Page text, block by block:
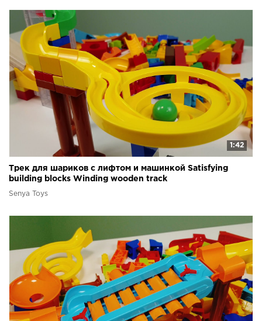
1:42
Трек для шариков с лифтом и машинкой Satisfying
building blocks Winding wooden track
Senya Toys